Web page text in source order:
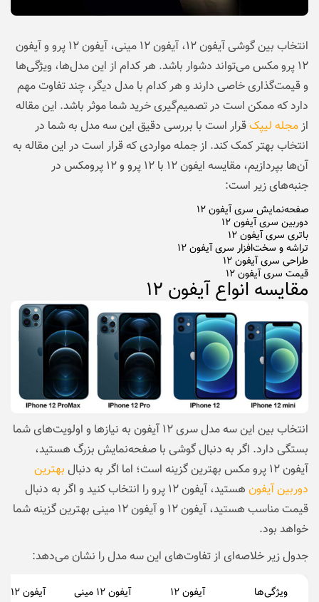
انتخاب بین گوشی آیفون ۱۲، آیفون ۱۲ مینی، آیفون ۱۲ پرو و آیفون
۱۲ پرو مکس می‌تواند دشوار باشد. هر کدام از این مدل‌ها، ویژگی‌ها
و قیمت‌گذاری خاصی دارند و هر کدام با مدل دیگر، چند تفاوت مهم
دارد که ممکن است در تصمیم‌گیری خرید شما موثر باشد. این مقاله
ازمجله لیپکقرار است با بررسی دقیق این سه مدل به شما در
انتخاب بهتر کمک کند. از جمله مواردی که قرار است در این مقاله به
آن‌ها بپردازیم، مقایسه ایفون ۱۲ با ۱۲ پرو و ۱۲ پرومکس در
جنبه‌های زیر است:
صفحه‌نمایش سری آیفون ۱۲
دوربین سری آیفون ۱۲
باتری سری آیفون ۱۲
تراشه و سخت‌افزار سری آیفون ۱۲
طراحی سری آیفون ۱۲
قیمت سری آیفون ۱۲
مقایسه انواع آیفون‌ ۱۲
انتخاب بین این سه مدل سری ۱۲ آیفون به نیازها و اولویت‌های شما
بستگی دارد. اگر به دنبال گوشی با صفحه‌نمایش بزرگ هستید،
آیفون ۱۲ پرو مکس بهترین گزینه است؛ اما اگر به دنبال
بهترین
دوربین آیفون
هستید، آیفون ۱۲ پرو را انتخاب کنید و اگر به دنبال
قیمت مناسب هستید، آیفون ۱۲ و آیفون ۱۲ مینی بهترین گزینه شما
خواهد بود.
جدول زیر خلاصه‌ای از تفاوت‌های این سه مدل را نشان می‌دهد:
ویژگی‌ها آیفون ۱۲ آیفون ۱۲ مینی آیفون ۱۲ پرو